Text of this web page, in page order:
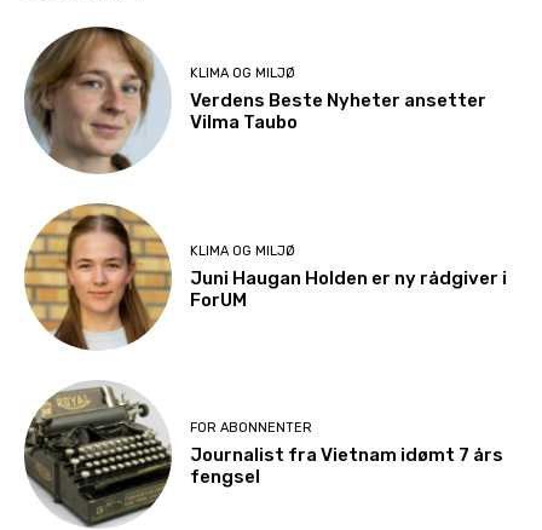
KLIMA OG MILJØ
Verdens Beste Nyheter ansetter
Vilma Taubo
KLIMA OG MILJØ
Juni Haugan Holden er ny rådgiver i
ForUM
FOR ABONNENTER
Journalist fra Vietnam idømt 7 års
fengsel